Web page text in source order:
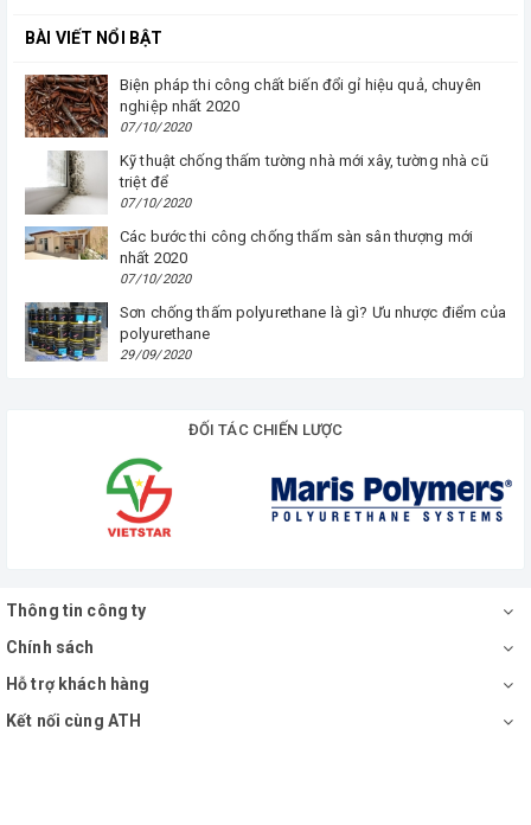
BÀI VIẾT NỔI BẬT
Biện pháp thi công chất biến đổi gỉ hiệu quả, chuyên
nghiệp nhất 2020
07/10/2020
Kỹ thuật chống thấm tường nhà mới xây, tường nhà cũ
triệt để
07/10/2020
Các bước thi công chống thấm sàn sân thượng mới
nhất 2020
07/10/2020
Sơn chống thấm polyurethane là gì? Ưu nhược điểm của
polyurethane
29/09/2020
ĐỐI TÁC CHIẾN LƯỢC
Thông tin công ty
Chính sách
Hỗ trợ khách hàng
Kết nối cùng ATH